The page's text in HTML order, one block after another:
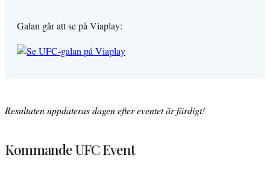
Galan går att se på Viaplay:
Resultaten uppdateras dagen efter eventet är färdigt!
Kommande UFC Event